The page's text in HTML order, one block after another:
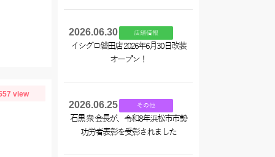
view
2026.06.30 店舗情報
イシグロ磐田店 2026年6月30日改装
オープン！
2026.06.25 その他
石黒 衆 会長が、令和8年浜松市市勢
功労者表彰を受彰されました